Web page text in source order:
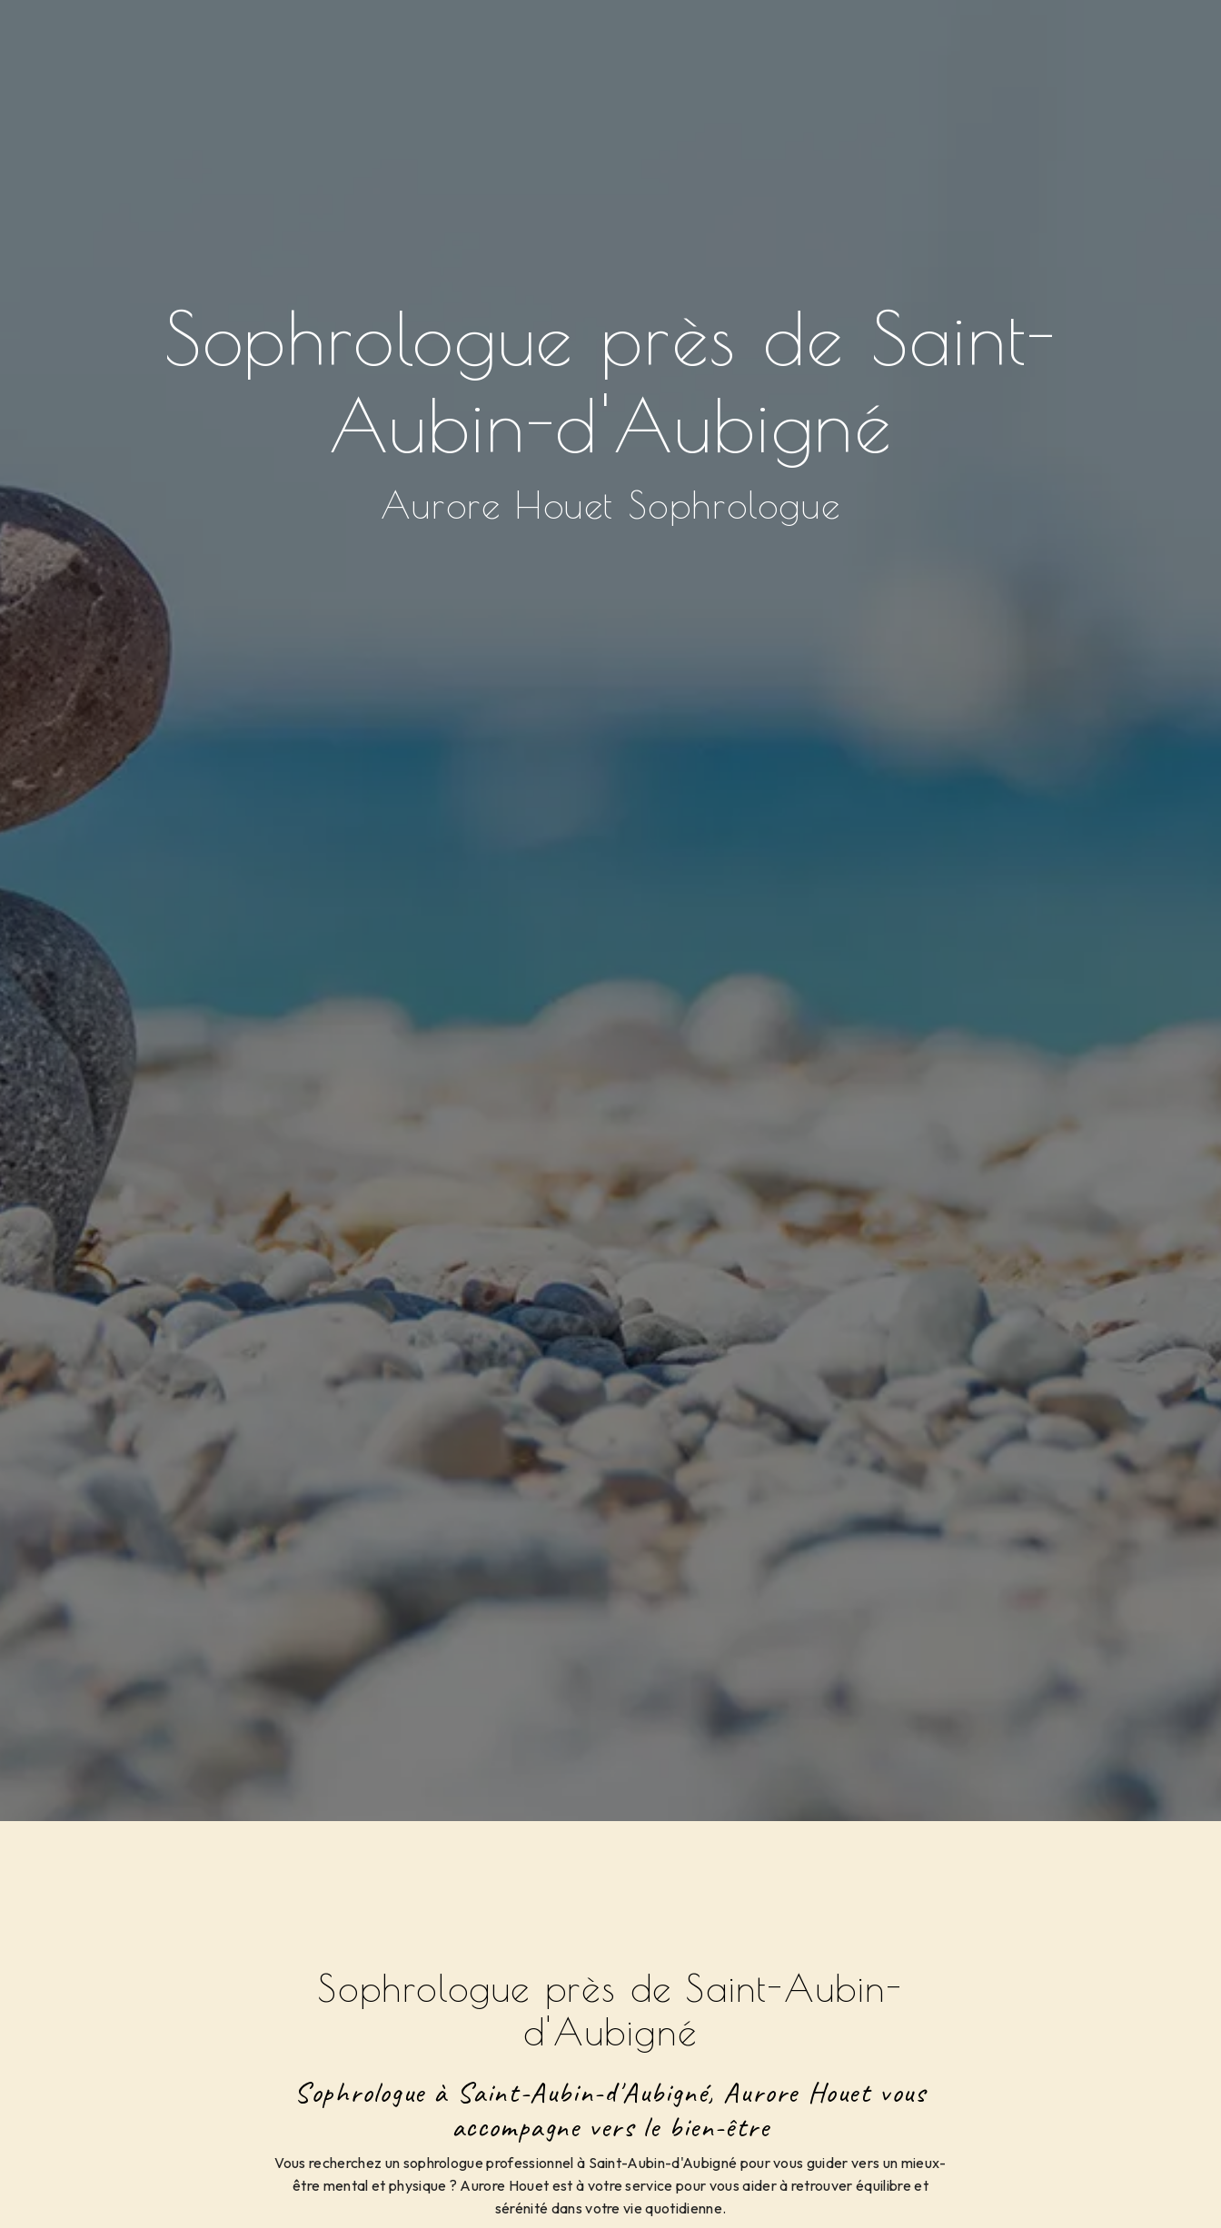
Sophrologue près de Saint-
Aubin-d'Aubigné
Aurore Houet Sophrologue
Sophrologue près de Saint-Aubin-
d'Aubigné
Sophrologue à Saint-Aubin-d'Aubigné, Aurore Houet vous
accompagne vers le bien-être
Vous recherchez un sophrologue professionnel à Saint-Aubin-d'Aubigné pour vous guider vers un mieux-
être mental et physique ? Aurore Houet est à votre service pour vous aider à retrouver équilibre et
sérénité dans votre vie quotidienne.